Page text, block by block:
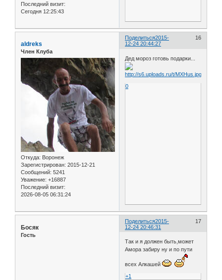
Последний визит:
Сегодня 12:25:43
Поделиться 16
2015-
12-24 20:44:27
aldreks
Член Клуба
Откуда: Воронеж
Зарегистрирован: 2015-12-21
Сообщений: 5241
Уважение: +16887
Последний визит:
2026-08-05 06:31:24
Дед мороз готовь подарки...
0
Поделиться 17
2015-
12-24 20:46:31
Босяк
Гость
Так и я должен быть,может
Амора забиру ну и по пути
всех Алкашей
+1